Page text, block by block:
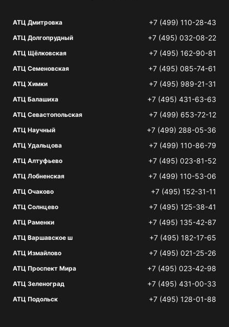
АТЦ Дмитровка +7 (499) 110-28-43
АТЦ Долгопрудный +7 (495) 032-08-22
АТЦ Щёлковская +7 (495) 162-90-81
АТЦ Семеновская +7 (495) 085-74-61
АТЦ Химки +7 (495) 989-21-31
АТЦ Балашиха +7 (495) 431-63-63
АТЦ Севастопольская +7 (499) 653-72-12
АТЦ Научный +7 (499) 288-05-36
АТЦ Удальцова +7 (499) 110-86-79
АТЦ Алтуфьево +7 (495) 023-81-52
АТЦ Лобненская +7 (499) 110-53-06
АТЦ Очаково +7 (495) 152-31-11
АТЦ Солнцево +7 (495) 125-38-41
АТЦ Раменки +7 (495) 135-42-87
АТЦ Варшавское ш +7 (495) 182-17-65
АТЦ Измайлово +7 (495) 021-25-26
АТЦ Проспект Мира +7 (495) 023-42-98
АТЦ Зеленоград +7 (495) 431-00-33
АТЦ Подольск +7 (495) 128-01-88